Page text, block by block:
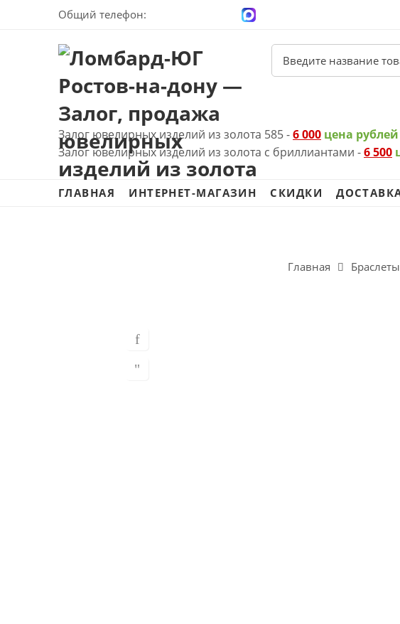
Общий телефон:
Залог ювелирных изделий из золота 585 -6 000 цена
Залог ювелирных изделий из золота с бриллиантами -6 500
ГЛАВНАЯ ИНТЕРНЕТ-МАГАЗИН СКИДКИ
Главная